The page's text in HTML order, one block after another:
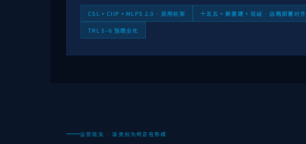
CSL + CIIP + MLPS 2.0 · 民用框架 十五五 + 新基建 + 双碳 · 战略部署对齐
TRL 5–6 预商业化
运营现实 · 该类别为何正在形成